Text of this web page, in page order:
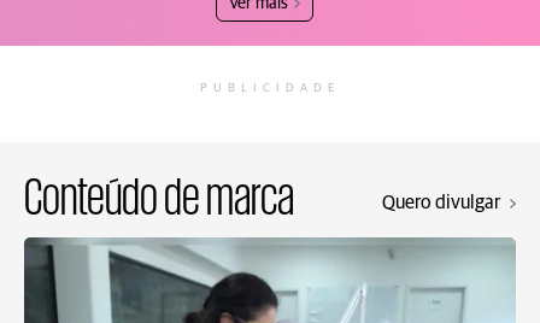
Ver mais
PUBLICIDADE
Conteúdo de marca Quero divulgar